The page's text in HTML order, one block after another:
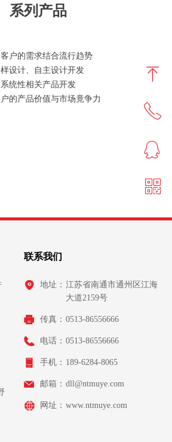
系列产品
户的需求结合流行趋势
设计、自主设计开发
系统性相关产品开发
的产品价值与市场竟争力
地址： 江苏省南通市通州区江海
大道2159号
传真： 0513-86556666
电话： 0513-86556666
手机： 189-6284-8065
邮箱： dll@ntmuye.com
网址： www.ntmuye.com
联系我们
ꁸ
回到顶部
ꂅ
ꁗ
QQ客服
ꀥ
微信二维码